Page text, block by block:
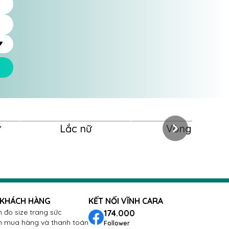
Lắc nữ Vòng nữ
HÀNG
đo size trang sức
mua hàng và thanh toán
KẾT NỐI VĨNH CARA
174.000
Follower